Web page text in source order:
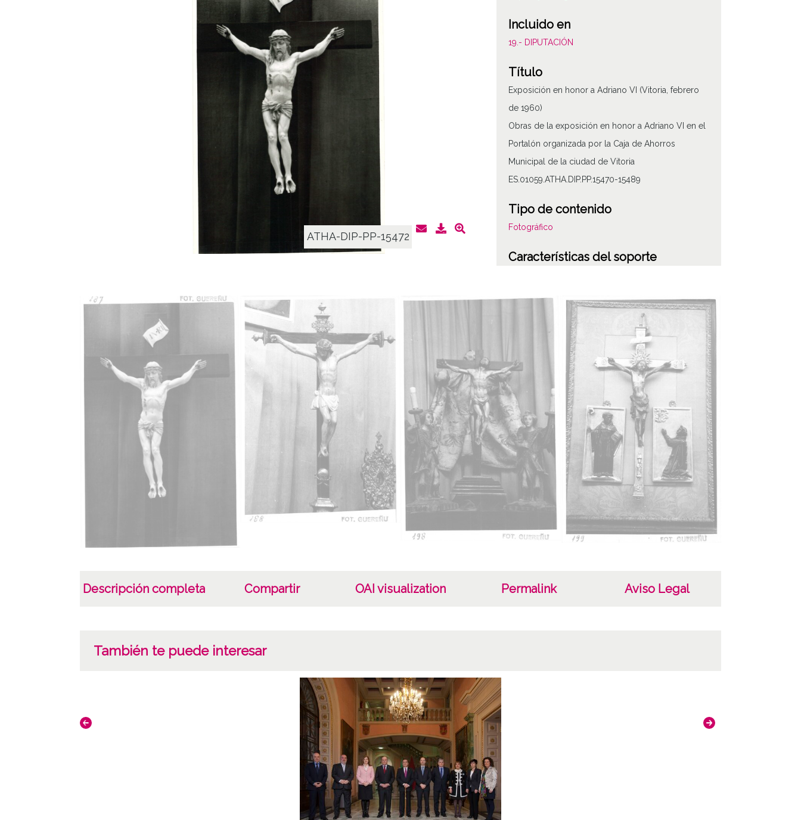
ATHA-DIP-PP-15472
Incluido en
19.- DIPUTACIÓN
Título
Exposición en honor a Adriano VI (Vitoria, febrero
de 1960)
Obras de la exposición en honor a Adriano VI en el
Portalón organizada por la Caja de Ahorros
Municipal de la ciudad de Vitoria
ES.01059.ATHA.DIP.PP.15470-15489
Tipo de contenido
Fotográfico
Características del soporte
Licencia de las imágenes
CC BY-NC-SA 4.0
Descripción completa Compartir OAI visualization Permalink Aviso Legal
También te puede interesar